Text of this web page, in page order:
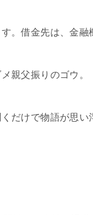
。借金先は、金融
親父振りのゴウ。
だけで物語が思